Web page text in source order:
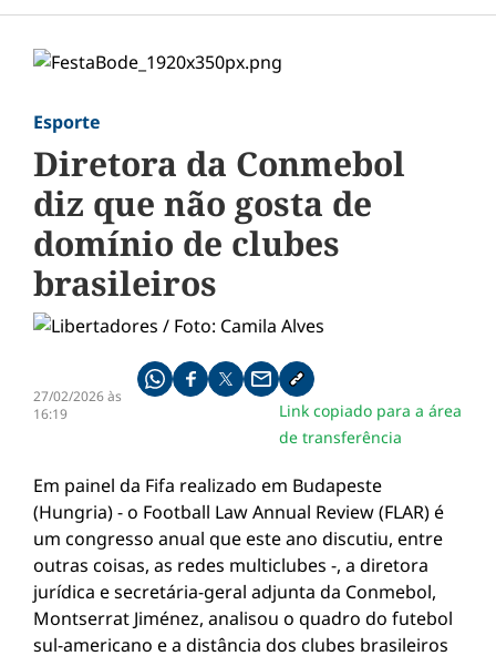
Esporte
Diretora da Conmebol
diz que não gosta de
domínio de clubes
brasileiros
27/02/2026 às
16:19
Compartilhe pelo whatsapp
Compartilhar no facebook
Compartilhar no twitter
Compartilhe pelo email
Copiar link da notícia
Link copiado para a área
de transferência
Em painel da Fifa realizado em Budapeste
(Hungria) - o Football Law Annual Review (FLAR) é
um congresso anual que este ano discutiu, entre
outras coisas, as redes multiclubes -, a diretora
jurídica e secretária-geral adjunta da Conmebol,
Montserrat Jiménez, analisou o quadro do futebol
sul-americano e a distância dos clubes brasileiros